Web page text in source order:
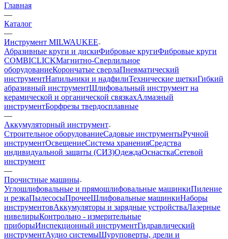
Главная
—
Каталог
—
Инструмент MILWAUKEE
Абразивные круги и дискиФибровые кругиФибровые круги
COMBICLICKМагнитно-Сверлильное
оборудованиеКорончатые сверлаПневматический
инструментНапильники и надфилиТехнические щеткиГибкий
абразивный инструментШлифовальный инструмент на
керамической и органической связкахАлмазный
инструментБорфрезы твердосплавные
—
Аккумуляторный инструмент
Строительное оборудованиеСадовые инструментыРучной
инструментОсвещениеСистема храненияСредства
индивидуальной защиты (СИЗ)ОдеждаОснасткаСетевой
инструмент
—
Прочистные машины
Углошлифовальные и прямошлифовальные машинкиПиление
и резкаПылесосыПрочееШлифовальные машинкиНаборы
инструментовАккумуляторы и зарядные устройстваЛазерные
нивелирыКонтрольно - измерительные
приборыИнспекционный инструментГидравлический
инструментАудио системыШуруповерты, дрели и